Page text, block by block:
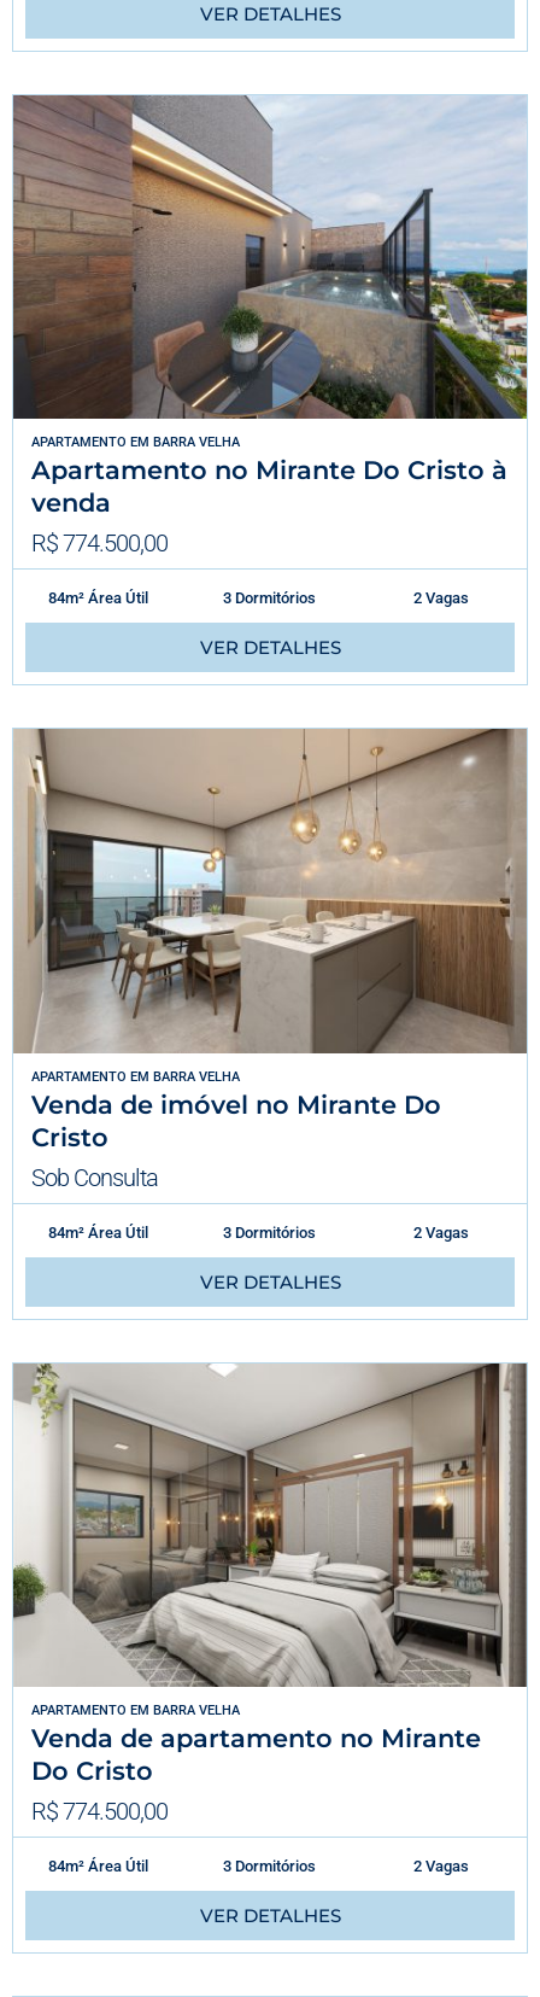
VER DETALHES
APARTAMENTO EM BARRA VELHA
Apartamento no Mirante Do Cristo à
venda
R$ 774.500,00
84m² Área Útil 3 Dormitórios 2 Vagas
VER DETALHES
APARTAMENTO EM BARRA VELHA
Venda de imóvel no Mirante Do
Cristo
Sob Consulta
84m² Área Útil 3 Dormitórios 2 Vagas
VER DETALHES
APARTAMENTO EM BARRA VELHA
Venda de apartamento no Mirante
Do Cristo
R$ 774.500,00
84m² Área Útil 3 Dormitórios 2 Vagas
VER DETALHES